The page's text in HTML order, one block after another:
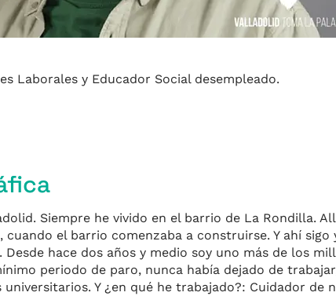
Laborales y Educador Social desempleado.
Siempre he vivido en el barrio de La Rondilla.
el barrio comenzaba a construirse. Y ahí sigo
Desde hace dos años y medio soy uno más de los
periodo de paro, nunca había dejado de
Y ¿en qué he trabajado?: Cuidador de